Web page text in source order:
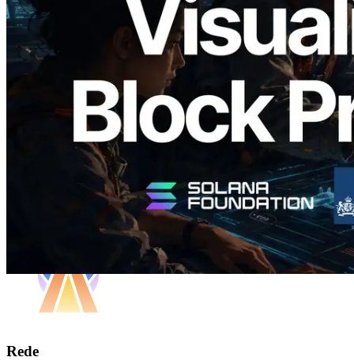
Analyzer — Visualizando o tempo de
produção de bloco por slot e o validador
responsável
Rede